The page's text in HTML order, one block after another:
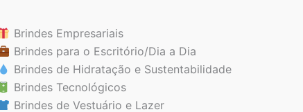
Brindes Empresariais
Brindes para o Escritório/Dia a Dia
Brindes de Hidratação e Sustentabilidade
Brindes Tecnológicos
Brindes de Vestuário e Lazer